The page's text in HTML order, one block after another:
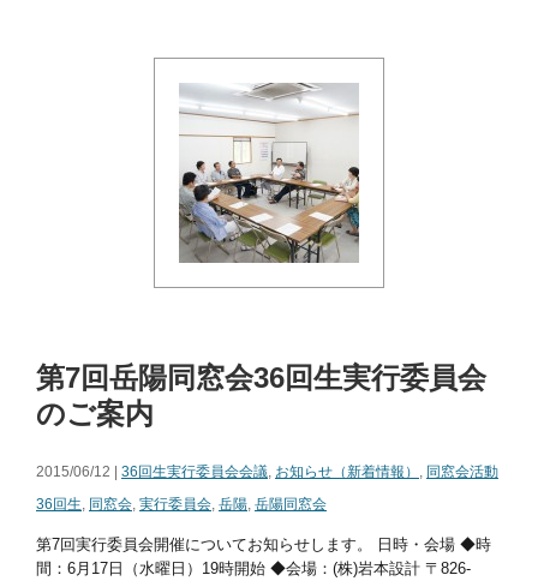
第7回岳陽同窓会36回生実行委員会
のご案内
2015/06/12 | 36回生実行委員会会議, お知らせ（新着情報） , 同窓会活動
36回生, 同窓会, 実行委員会, 岳陽, 岳陽同窓会
第7回実行委員会開催についてお知らせします。 日時・会場 ◆時
間：6月17日（水曜日）19時開始 ◆会場：(株)岩本設計 〒826-